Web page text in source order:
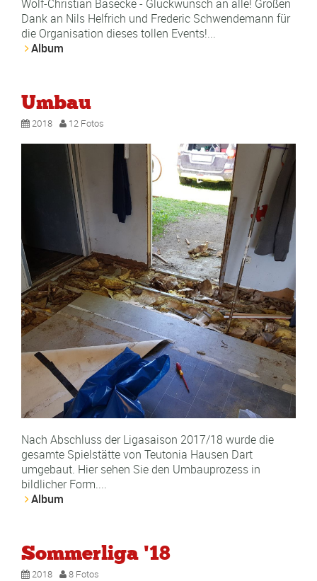
Wolf-Christian Bäsecke - Glückwunsch an alle! Großen
Dank an Nils Helfrich und Frederic Schwendemann für
die Organisation dieses tollen Events!...
Album
Umbau
2018 12 Fotos
Nach Abschluss der Ligasaison 2017/18 wurde die
gesamte Spielstätte von Teutonia Hausen Dart
umgebaut. Hier sehen Sie den Umbauprozess in
bildlicher Form....
Album
Sommerliga '18
2018 8 Fotos